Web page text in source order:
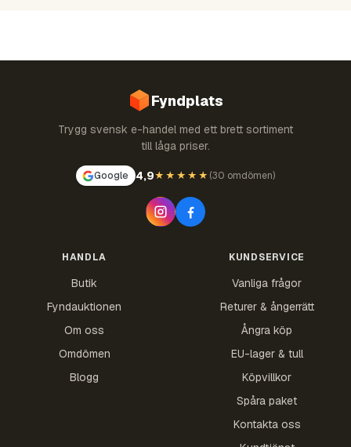
Fyndplats
Trygg svensk e-handel med ett brett sortiment
till låga priser.
Google 4,9★★★★★ (30 omdömen)
HANDLA
Butik
Fyndauktionen
Om oss
Omdömen
Blogg
KUNDSERVICE
Vanliga frågor
Returer & ångerrätt
Ångra köp
EU-lager & tull
Köpvillkor
Spåra paket
Kontakta oss